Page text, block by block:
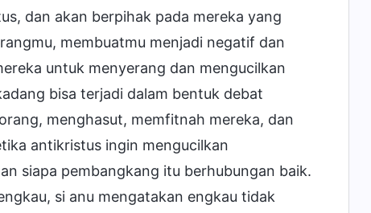
dan akan berpihak pada mereka yang
membuatmu menjadi negatif dan
untuk menyerang dan mengucilkan
bisa terjadi dalam bentuk debat
menghasut, memfitnah mereka, dan
antikristus ingin mengucilkan
siapa pembangkang itu berhubungan baik.
si anu mengatakan engkau tidak